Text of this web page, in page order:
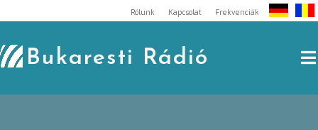
to
content
Rólunk Kapcsolat Frekvenciák
Bukaresti Rádió